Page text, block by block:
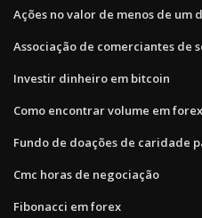
Ações no valor de menos de um
Associação de comerciantes de
Investir dinheiro em bitcoin
Como encontrar volume em forex
Fundo de doações de caridade
Cmc horas de negociação
Fibonacci em forex